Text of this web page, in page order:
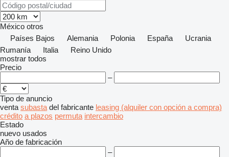
México otros
Países Bajos
Alemania Polonia España
Ucrania
Rumanía
Italia
Reino Unido
mostrar todos
Precio
–
Tipo de anuncio
venta subasta del fabricante leasing (alquiler con opción a compra)
crédito a plazos permuta intercambio
Estado
nuevo usados
Año de fabricación
–